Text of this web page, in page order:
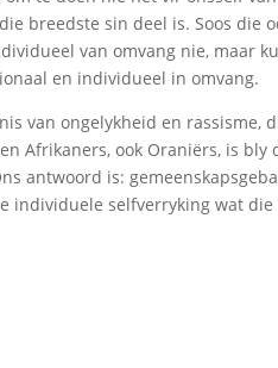
breedste sin deel is. Soos die
van omvang nie, maar
en individueel in omvang.
van ongelykheid en rassisme,
Afrikaners, ook Oraniërs, is bly
antwoord is:
selfverryking wat